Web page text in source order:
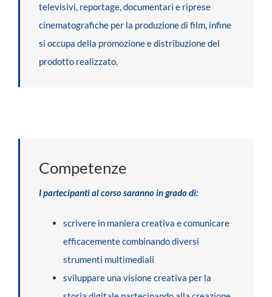
televisivi, reportage, documentari e riprese
cinematografiche per la produzione di film, infine
si occupa della promozione e distribuzione del
prodotto realizzato.
Competenze
I partecipanti al corso saranno in grado di:
scrivere in maniera creativa e comunicare
efficacemente combinando diversi
strumenti multimediali
sviluppare una visione creativa per la